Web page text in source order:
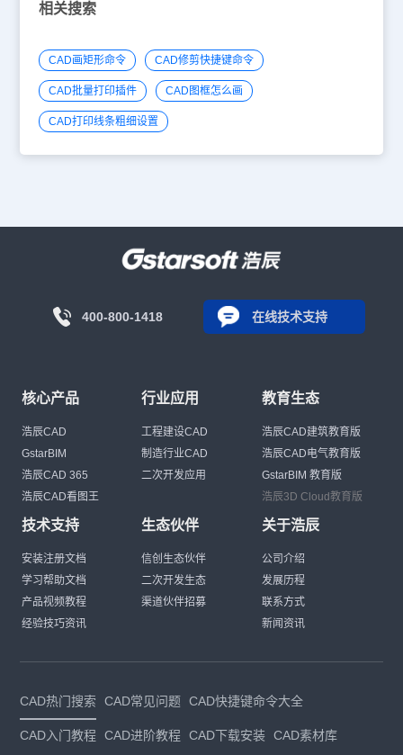
相关搜索
CAD画矩形命令 CAD修剪快捷键命令
CAD批量打印插件 CAD图框怎么画
CAD打印线条粗细设置
400-800-1418 在线技术支持
核心产品
浩辰CAD
GstarBIM
浩辰CAD 365
浩辰CAD看图王
行业应用
工程建设CAD
制造行业CAD
二次开发应用
教育生态
浩辰CAD建筑教育版
浩辰CAD电气教育版
GstarBIM 教育版
浩辰3D Cloud教育版
技术支持
安装注册文档
学习帮助文档
产品视频教程
经验技巧资讯
生态伙伴
信创生态伙伴
二次开发生态
渠道伙伴招募
关于浩辰
公司介绍
发展历程
联系方式
新闻资讯
CAD热门搜索 CAD常见问题 CAD快捷键命令大全
CAD入门教程 CAD进阶教程 CAD下载安装 CAD素材库